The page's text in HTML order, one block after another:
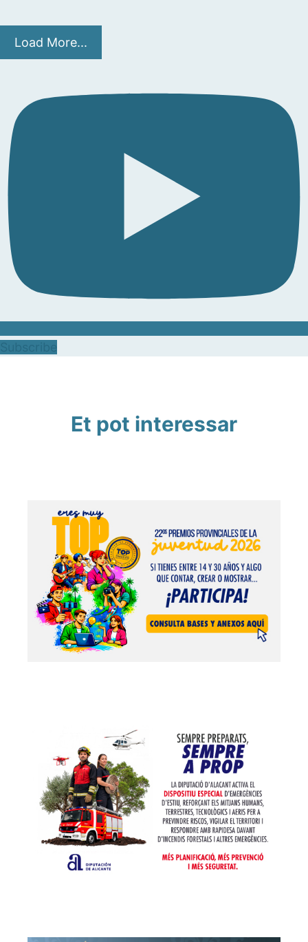
Load More...
Et pot interessar